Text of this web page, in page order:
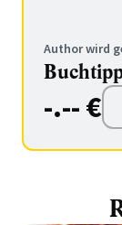
Author wird
-.-- €